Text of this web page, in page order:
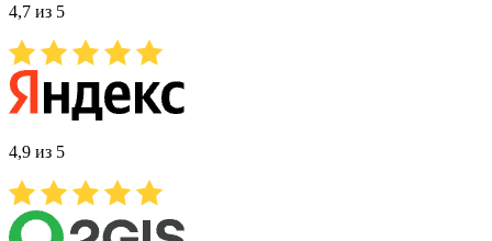
4,7 из 5
4,9 из 5